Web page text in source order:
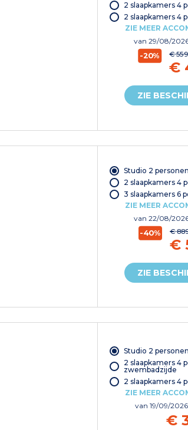
2 slaapkamers 4
2 slaapkamers 4
ZIE MEER
van 29/08/
-20% € 559
€
ZIE
Studio 2 personen
2 slaapkamers 4
3 slaapkamers 6
ZIE MEER
van 22/08/
-40% €
€
ZIE
Studio 2 personen
2 slaapkamers 4
zwembadzijde
2 slaapkamers 4
ZIE MEER
van19/09/
€